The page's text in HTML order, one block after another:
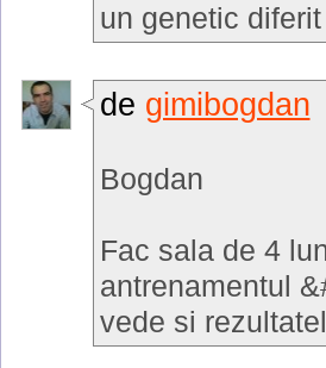
un genetic diferit
de gimibogdan
Bogdan
Fac sala de 4
antrenamentul
vede si